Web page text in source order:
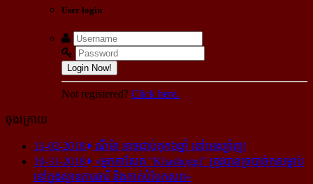
User login
Login Now!
Not registered? Click here.
ចុងក្រោយ
11-02-2018
ណីម៉ា អាច​ជាប់​គុក​៦ឆ្នាំ នៅ​អេស្ប៉ាញ!
10-31-2018
«អ្នក​កាសែត "Khashoggi" ត្រូវ​បាន​ច្របាច់ក​សម្លាប់​
នៅ​ក្នុង​ស្ថាន​ភារធារី និង​កាត់​បំបែក​សព»